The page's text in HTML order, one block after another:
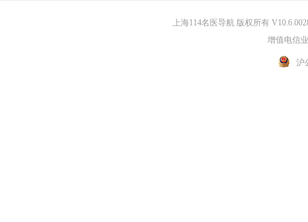
上海114名医导航 版权所有
增值电信
沪